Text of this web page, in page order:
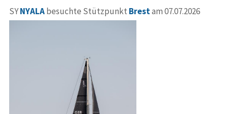
SYNYALAbesuchte Stützpunkt Brestam 07.07.2026